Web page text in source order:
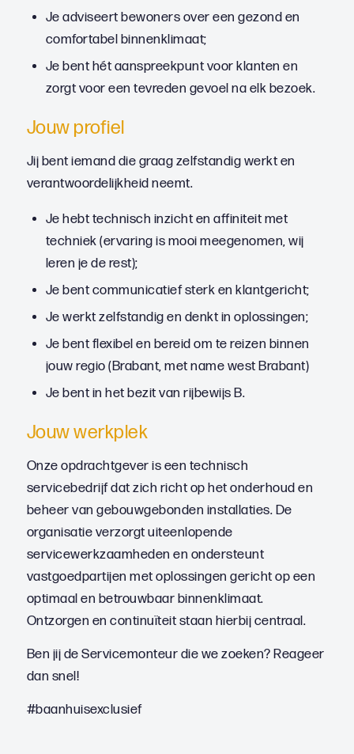
Je adviseert bewoners over een gezond en
comfortabel binnenklimaat;
Je bent hét aanspreekpunt voor klanten en
zorgt voor een tevreden gevoel na elk bezoek.
Jouw profiel
Jij bent iemand die graag zelfstandig werkt en
verantwoordelijkheid neemt.
Je hebt technisch inzicht en affiniteit met
techniek (ervaring is mooi meegenomen, wij
leren je de rest);
Je bent communicatief sterk en klantgericht;
Je werkt zelfstandig en denkt in oplossingen;
Je bent flexibel en bereid om te reizen binnen
jouw regio (Brabant, met name west Brabant)
Je bent in het bezit van rijbewijs B.
Jouw werkplek
Onze opdrachtgever is een technisch
servicebedrijf dat zich richt op het onderhoud en
beheer van gebouwgebonden installaties. De
organisatie verzorgt uiteenlopende
servicewerkzaamheden en ondersteunt
vastgoedpartijen met oplossingen gericht op een
optimaal en betrouwbaar binnenklimaat.
Ontzorgen en continuïteit staan hierbij centraal.
Ben jij de Servicemonteur die we zoeken? Reageer
dan snel!
#baanhuisexclusief